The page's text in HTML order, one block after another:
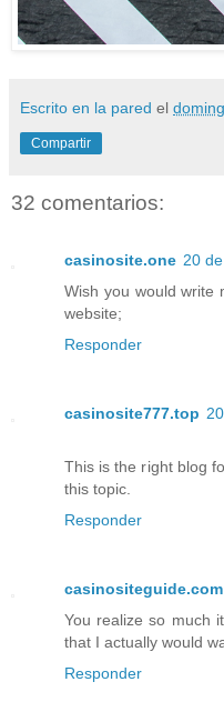
Escrito en la pared el
Compartir
32 comentarios:
casinosite.one 20
Wish you would write
website;
Responder
casinosite777.top
This is the right blog
this topic.
Responder
casinositeguide.com
You realize so much
that I actually would
Responder